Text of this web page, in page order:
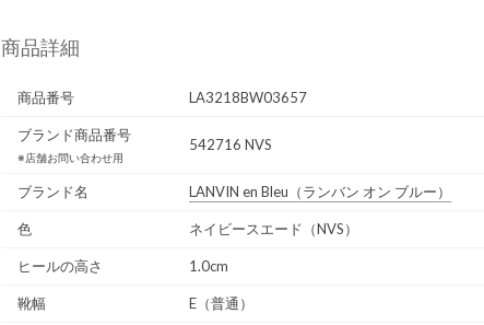
商品詳細
商品番号 LA3218BW03657
ブランド商品番号
※店舗お問い合わせ用
542716 NVS
ブランド名 LANVIN en Bleu （ランバン オン ブルー）
色 ネイビースエード（NVS）
ヒールの高さ 1.0cm
靴幅 E（普通）